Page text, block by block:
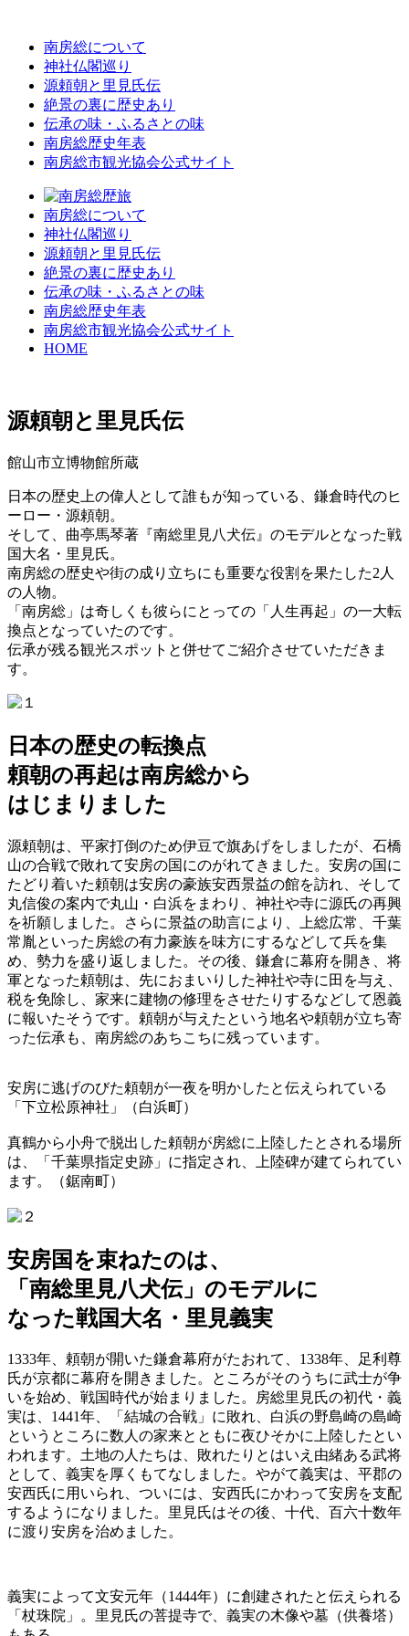
南房総について
神社仏閣巡り
源頼朝と里見氏伝
絶景の裏に歴史あり
伝承の味・ふるさとの味
南房総歴史年表
南房総市観光協会公式サイト
南房総について
神社仏閣巡り
源頼朝と里見氏伝
絶景の裏に歴史あり
伝承の味・ふるさとの味
南房総歴史年表
南房総市観光協会公式サイト
HOME
源頼朝と里見氏伝
館山市立博物館所蔵
日本の歴史上の偉人として誰もが知っている、鎌倉時代のヒ
ーロー・源頼朝。
そして、曲亭馬琴著『南総里見八犬伝』のモデルとなった戦
国大名・里見氏。
南房総の歴史や街の成り立ちにも重要な役割を果たした2人
の人物。
「南房総」は奇しくも彼らにとっての「人生再起」の一大転
換点となっていたのです。
伝承が残る観光スポットと併せてご紹介させていただきま
す。
日本の歴史の転換点
頼朝の再起は南房総から
はじまりました
源頼朝は、平家打倒のため伊豆で旗あげをしましたが、石橋
山の合戦で敗れて安房の国にのがれてきました。安房の国に
たどり着いた頼朝は安房の豪族安西景益の館を訪れ、そして
丸信俊の案内で丸山・白浜をまわり、神社や寺に源氏の再興
を祈願しました。さらに景益の助言により、上総広常、千葉
常胤といった房総の有力豪族を味方にするなどして兵を集
め、勢力を盛り返しました。その後、鎌倉に幕府を開き、将
軍となった頼朝は、先におまいりした神社や寺に田を与え、
税を免除し、家来に建物の修理をさせたりするなどして恩義
に報いたそうです。頼朝が与えたという地名や頼朝が立ち寄
った伝承も、南房総のあちこちに残っています。
安房に逃げのびた頼朝が一夜を明かしたと伝えられている
「下立松原神社」（白浜町）
真鶴から小舟で脱出した頼朝が房総に上陸したとされる場所
は、「千葉県指定史跡」に指定され、上陸碑が建てられてい
ます。（鋸南町）
安房国を束ねたのは、
「南総里見八犬伝」のモデルに
なった戦国大名・里見義実
1333年、頼朝が開いた鎌倉幕府がたおれて、1338年、足利尊
氏が京都に幕府を開きました。ところがそのうちに武士が争
いを始め、戦国時代が始まりました。房総里見氏の初代・義
実は、1441年、「結城の合戦」に敗れ、白浜の野島崎の島崎
というところに数人の家来とともに夜ひそかに上陸したとい
われます。土地の人たちは、敗れたりとはいえ由緒ある武将
として、義実を厚くもてなしました。やがて義実は、平郡の
安西氏に用いられ、ついには、安西氏にかわって安房を支配
するようになりました。里見氏はその後、十代、百六十数年
に渡り安房を治めました。
義実によって文安元年（1444年）に創建されたと伝えられる
「杖珠院」。里見氏の菩提寺で、義実の木像や墓（供養塔）